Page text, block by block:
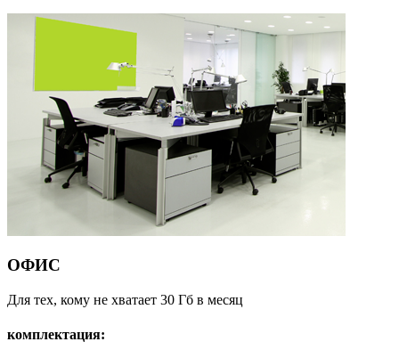
ОФИС
Для тех, кому не хватает 30 Гб в месяц
комплектация: